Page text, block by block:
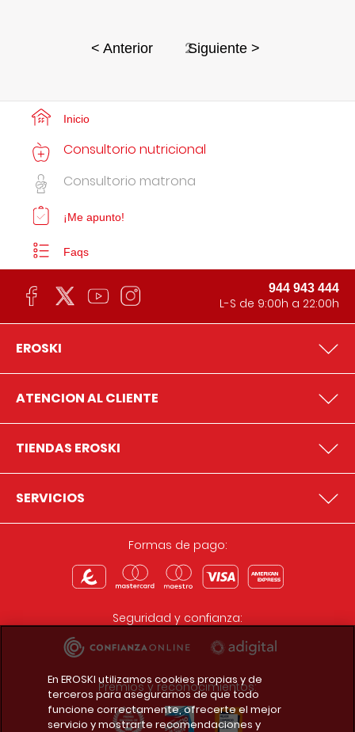
< Anterior 2Siguiente >
Inicio
Consultorio nutricional
Consultorio matrona
¡Me apunto!
Faqs
944 943 444
L-S de 9:00h a 22:00h
EROSKI
ATENCION AL CLIENTE
TIENDAS EROSKI
SERVICIOS
Formas de pago:
Seguridad y confianza:
Premios y reconocimientos:
En EROSKI utilizamos cookies propias y de
terceros para asegurarnos de que todo
funcione correctamente, ofrecerte el mejor
servicio y mostrarte recomendaciones y